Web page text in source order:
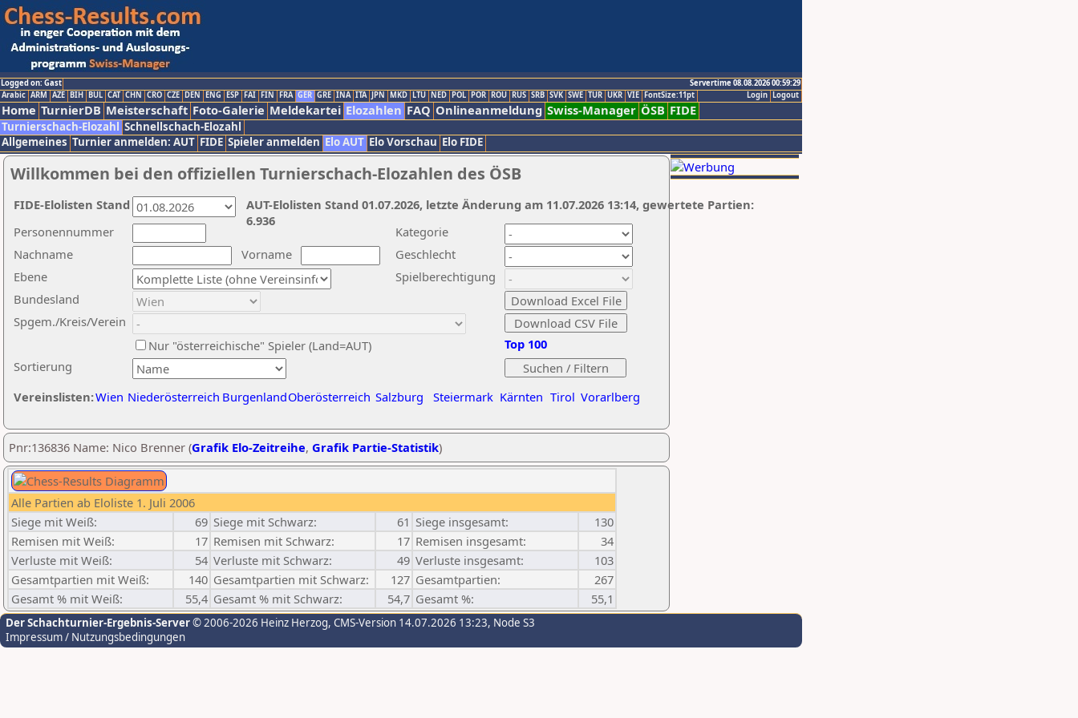
Logged on: Gast
Servertime 08.08.2026 00:59:29
Logout
Login
Arabic ARM AZE BIH BUL CAT CHN CRO CZE DEN ENG ESP FAI FIN FRA GER GRE INA ITA JPN MKD LTU NED POL POR ROU RUS SRB SVK SWE TUR UKR VIE FontSize:11pt
Home TurnierDB Meisterschaft Foto-Galerie Meldekartei Elozahlen FAQ Onlineanmeldung Swiss-Manager ÖSB FIDE
Turnierschach-Elozahl Schnellschach-Elozahl
Allgemeines Turnier anmelden: AUT FIDE Spieler anmelden Elo AUT Elo Vorschau Elo FIDE
Willkommen bei den offiziellen Turnierschach-Elozahlen des ÖSB
Nachname
Vorname
Ebene
Kategorie
Sortierung
Personennummer
Bundesland
Spgem./Kreis/Verein
Geschlecht
Nur "österreichische" Spieler (Land=AUT)
Spielberechtigung
Vereinslisten:Wien Niederösterreich BurgenlandOberösterreich Salzburg Steiermark Kärnten Tirol Vorarlberg
Top 100
AUT-Elolisten Stand 01.07.2026, letzte Änderung am 11.07.2026 13:14, gewertete Partien:
6.936
FIDE-Elolisten Stand
Pnr:136836 Name: Nico Brenner (Grafik Elo-Zeitreihe, Grafik Partie-Statistik)
Alle Partien ab Eloliste 1. Juli 2006
Siege mit Weiß:
69 Siege mit Schwarz: 61 Siege insgesamt:
130
Remisen mit Weiß:
17 Remisen mit Schwarz: 17 Remisen insgesamt:
34
Verluste mit Weiß:
54 Verluste mit Schwarz: 49 Verluste insgesamt:
103
Gesamtpartien mit Weiß:
140 Gesamtpartien mit Schwarz: 127 Gesamtpartien:
267
Gesamt % mit Weiß:
55,4 Gesamt % mit Schwarz: 54,7 Gesamt %: 55,1
Der Schachturnier-Ergebnis-Server© 2006-2026 Heinz Herzog, CMS-Version 14.07.2026 13:23, Node S3
Impressum / Nutzungsbedingungen